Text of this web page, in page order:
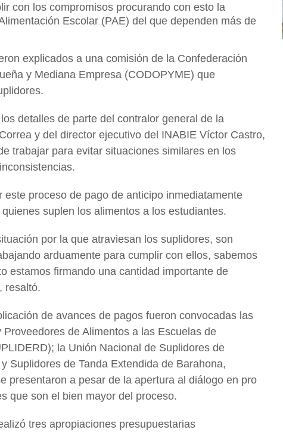
con los compromisos procurando con esto la
Escolar (PAE) del que dependen más de
explicados a una comisión de la Confederación
y Mediana Empresa (CODOPYME) que
detalles de parte del contralor general de la
y del director ejecutivo del INABIE Víctor Castro,
trabajar para evitar situaciones similares en los
este proceso de pago de anticipo inmediatamente
suplen los alimentos a los estudiantes.
por la que atraviesan los suplidores, son
arduamente para cumplir con ellos, sabemos
estamos firmando una cantidad importante de
resaltó.
de avances de pagos fueron convocadas las
de Alimentos a las Escuelas de
la Unión Nacional de Suplidores de
Suplidores de Tanda Extendida de Barahona,
presentaron a pesar de la apertura al diálogo en pro
que son el bien mayor del proceso.
tres apropiaciones presupuestarias